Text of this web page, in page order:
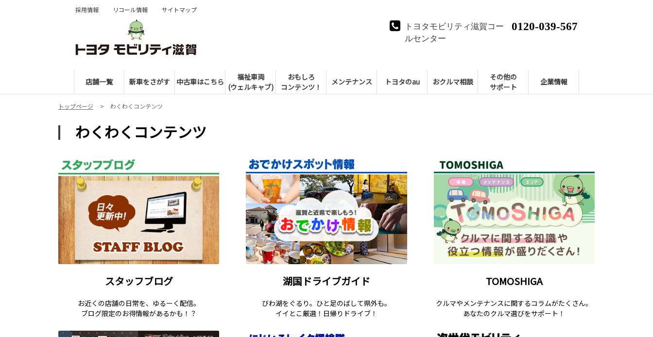
トヨタモビリティ滋賀コー
ルセンター
0120-039-567
店舗一覧 新車をさがす 中古車はこちら
福祉車両
(ウェルキャブ)
おもしろ
コンテンツ！
メンテナンス トヨタのau おクルマ相談
その他の
サポート
企業情報
採用情報 リコール情報 サイトマップ
トップページ わくわくコンテンツ
わくわくコンテンツ
スタッフブログ
お近くの店舗の日常を、ゆるーく配信。
ブログ限定のお得情報があるかも！？
湖国ドライブガイド
びわ湖をぐるり。ひと足のばして県外も。
イイとこ厳選！日帰りドライブ！
TOMOSHIGA
クルマやメンテナンスに関するコラムがたくさん。
あなたのクルマ選びをサポート！